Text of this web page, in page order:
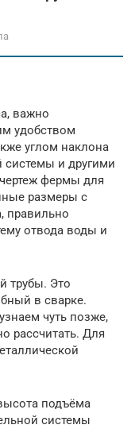
важно
удобством
углом наклона
системы и другими
фермы для
размеры с
правильно
отвода воды и
трубы. Это
в сварке.
чуть позже,
рассчитать. Для
подъёма
системы